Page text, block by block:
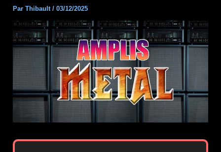
ParThibault/03/12/2025